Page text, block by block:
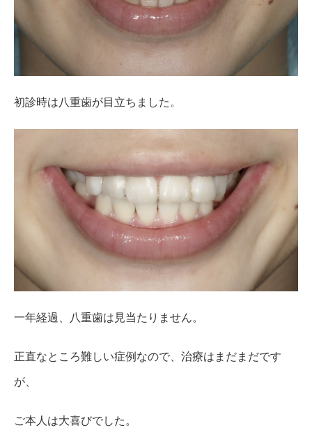
初診時は八重歯が目立ちました。
一年経過、八重歯は見当たりません。
正直なところ難しい症例なので、治療はまだまだです
が、
ご本人は大喜びでした。